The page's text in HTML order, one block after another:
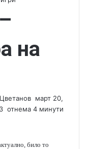
на
S
e
март 20,
3 отнема 4 минути
било то